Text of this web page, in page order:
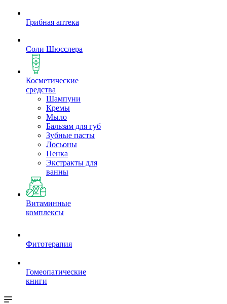
Грибная аптека
Соли Шюсслера
Косметические
средства
Шампуни
Кремы
Мыло
Бальзам для губ
Зубные пасты
Лосьоны
Пенка
Экстракты для
ванны
Витаминные
комплексы
Фитотерапия
Гомеопатические
книги